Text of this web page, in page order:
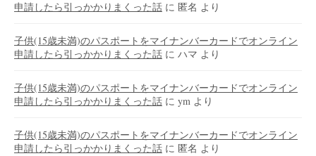
申請したら引っかかりまくった話 に 匿名 より
子供(15歳未満)のパスポートをマイナンバーカードでオンライン
申請したら引っかかりまくった話 に ハマ より
子供(15歳未満)のパスポートをマイナンバーカードでオンライン
申請したら引っかかりまくった話 に ym より
子供(15歳未満)のパスポートをマイナンバーカードでオンライン
申請したら引っかかりまくった話 に 匿名 より